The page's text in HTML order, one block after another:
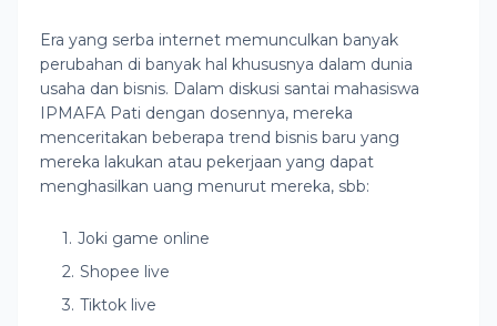
Era yang serba internet memunculkan banyak
perubahan di banyak hal khususnya dalam dunia
usaha dan bisnis. Dalam diskusi santai mahasiswa
IPMAFA Pati dengan dosennya, mereka
menceritakan beberapa trend bisnis baru yang
mereka lakukan atau pekerjaan yang dapat
menghasilkan uang menurut mereka, sbb:
Joki game online
Shopee live
Tiktok live